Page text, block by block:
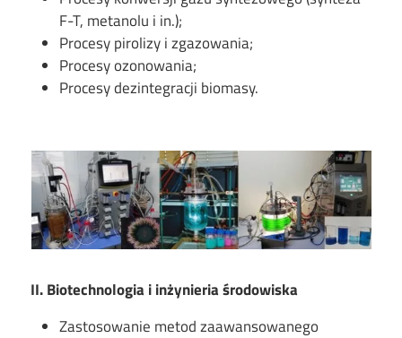
F-T, metanolu i in.);
Procesy pirolizy i zgazowania;
Procesy ozonowania;
Procesy dezintegracji biomasy.
Image
II. Biotechnologia i inżynieria środowiska
Zastosowanie metod zaawansowanego